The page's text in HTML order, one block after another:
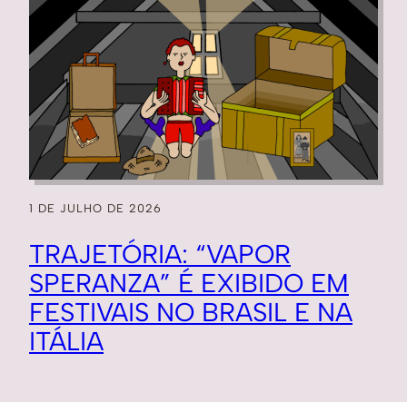
1 DE JULHO DE 2026
TRAJETÓRIA: “VAPOR
SPERANZA” É EXIBIDO EM
FESTIVAIS NO BRASIL E NA
ITÁLIA